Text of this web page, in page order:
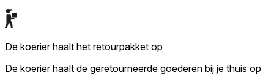
De koerier haalt het retourpakket op
De koerier haalt de geretourneerde goederen bij je thuis op